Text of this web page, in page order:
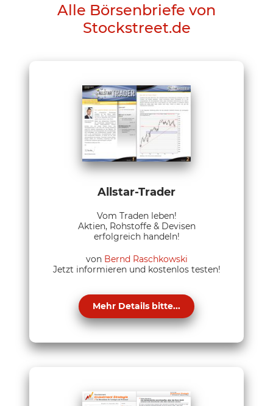
Alle Börsenbriefe von
Stockstreet.de
Allstar-Trader
Vom Traden leben!
Aktien, Rohstoffe & Devisen
erfolgreich handeln!
von Bernd Raschkowski
Jetzt informieren und kostenlos testen!
Mehr Details bitte...